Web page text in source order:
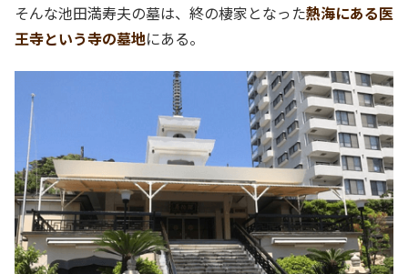
そんな池田満寿夫の墓は、終の棲家となった熱海にある医
王寺という寺の墓地にある。